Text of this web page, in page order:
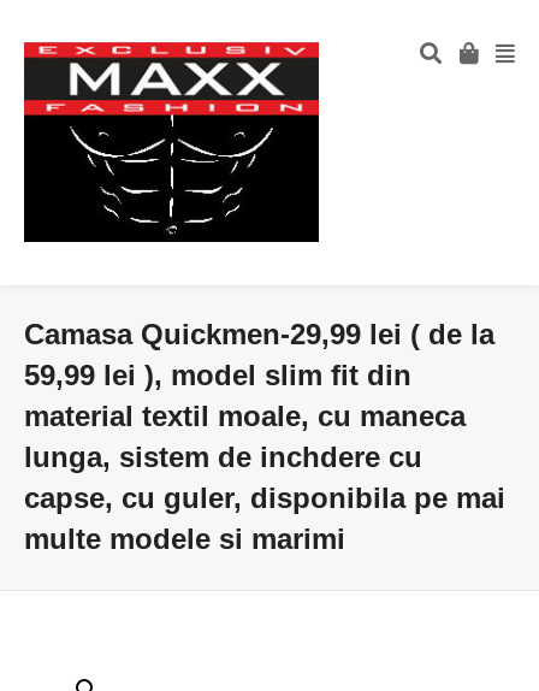
Camasa Quickmen-29,99 lei ( de la
59,99 lei ), model slim fit din
material textil moale, cu maneca
lunga, sistem de inchdere cu
capse, cu guler, disponibila pe mai
multe modele si marimi